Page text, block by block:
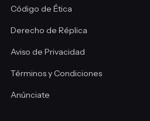
Código de Ética
Derecho de Réplica
Aviso de Privacidad
Términos y Condiciones
Anúnciate